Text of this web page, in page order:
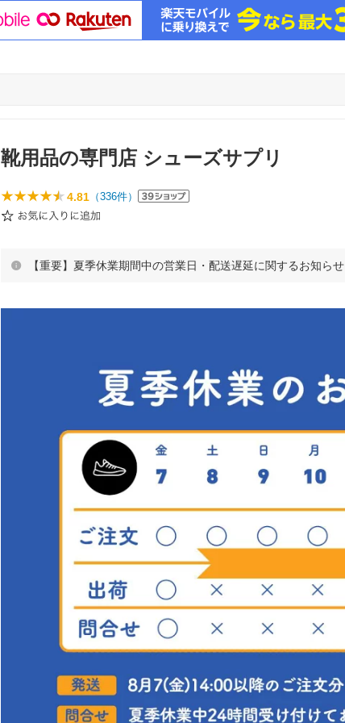
靴用品の専門店 シューズサプリ
4.81 （336件）
【重要】夏季休業期間中の営業日・配送遅延に関するお知らせ